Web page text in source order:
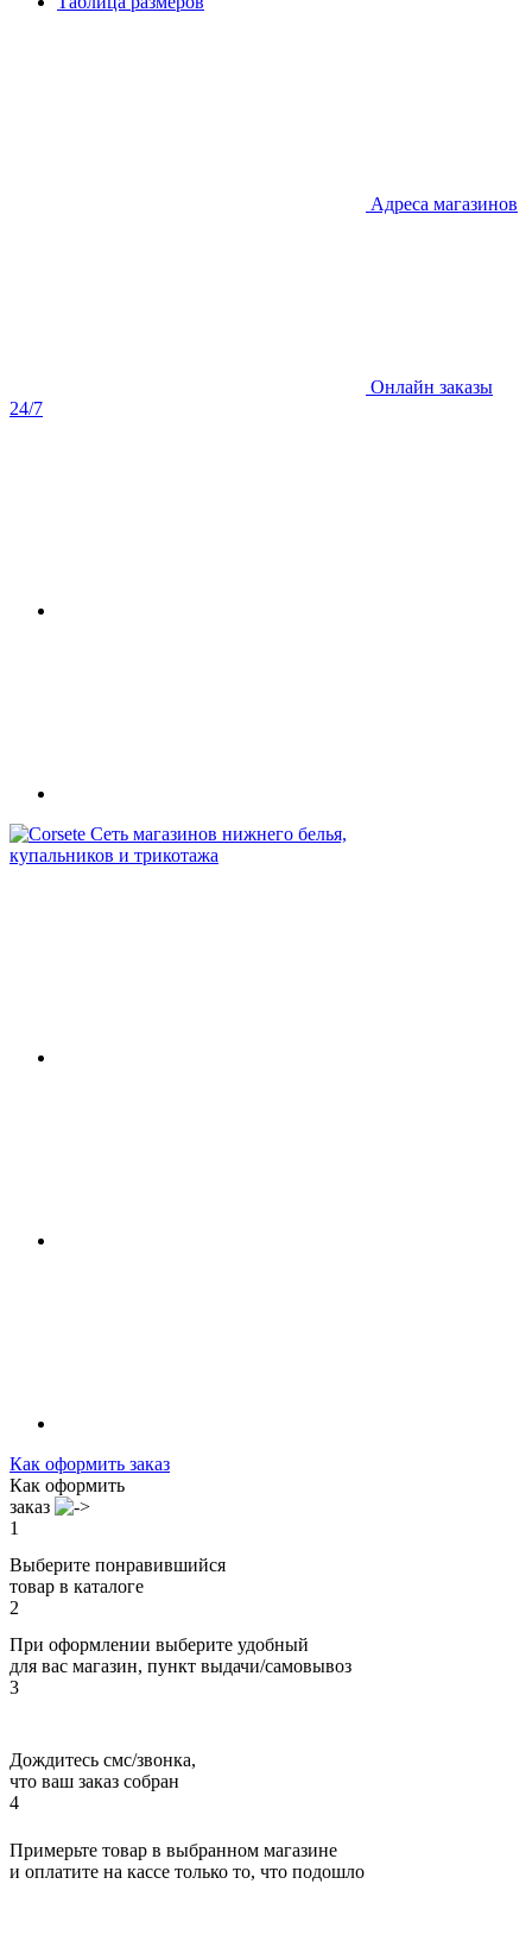
Адреса магазинов
Онлайн заказы
24/7
Сеть магазинов нижнего белья,
купальников и трикотажа
Как оформить заказ
Как оформить
заказ
1
Выберите понравившийся
товар в каталоге
2
При оформлении выберите удобный
для вас магазин, пункт выдачи/самовывоз
3
Дождитесь смс/звонка,
что ваш заказ собран
4
Примерьте товар в выбранном магазине
и оплатите на кассе только то, что подошло